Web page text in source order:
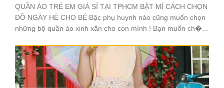
QUẦN ÁO TRẺ EM GIÁ SỈ TẠI TPHCM BẬT MÍ CÁCH CHỌN
ĐỒ NGÀY HÈ CHO BÉ Bậc phụ huynh nào cũng muốn chọn
những bộ quần áo xinh xắn cho con mình ! Bạn muốn ch�...